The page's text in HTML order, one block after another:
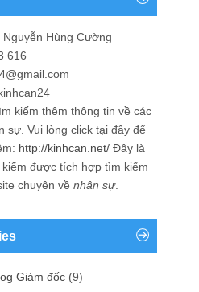
Nguyễn Hùng Cường
616
kiếm thêm thông tin về các
sự . Vui lòng click tại đây để
http://kinhcan.net/ Đây là
được tích hợp tìm kiếm
chuyên về nhân sự.
Giám đốc (9)